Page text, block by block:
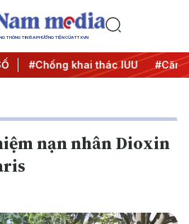
THÔNG TIN ĐA PHƯƠNG TIỆN CỦA TTXVN
#Chống khai thác IUU
nạn nhân Dioxin